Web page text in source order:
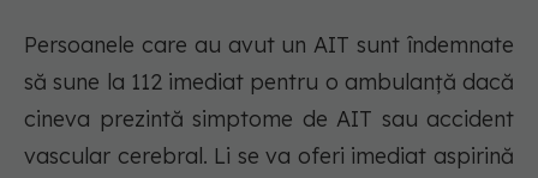
Persoanele care au avut un AIT sunt îndemnate
să sune la 112 imediat pentru o ambulanță dacă
cineva prezintă simptome de AIT sau accident
vascular cerebral. Li se va oferi imediat aspirină